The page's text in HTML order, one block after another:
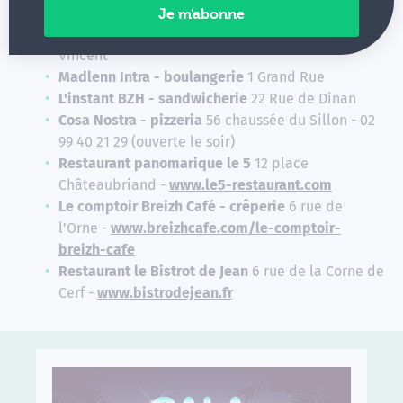
www.restaurant-lepetitbe.com
Bakery Maison Hector - boulangerie1 Rue Saint-
Vincent
Madlenn Intra - boulangerie 1 Grand Rue
L'instant BZH - sandwicherie 22 Rue de Dinan
Cosa Nostra - pizzeria 56 chaussée du Sillon - 02
99 40 21 29 (ouverte le soir)
Restaurant panomarique le 5 12 place
Châteaubriand - www.le5-restaurant.com
Le comptoir Breizh Café - crêperie 6 rue de
l'Orne - www.breizhcafe.com/le-comptoir-
breizh-cafe
Restaurant le Bistrot de Jean 6 rue de la Corne de
Cerf - www.bistrodejean.fr